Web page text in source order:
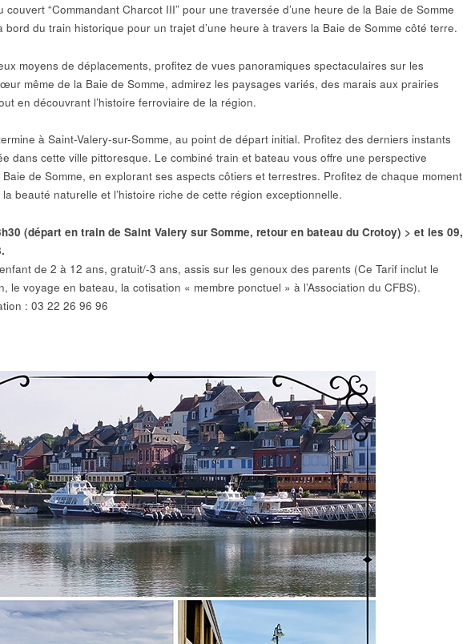
couvert “Commandant Charcot III” pour une traversée d’une heure de la Baie de Somme
bord du train historique pour un trajet d’une heure à travers la Baie de Somme côté terre.
moyens de déplacements, profitez de vues panoramiques spectaculaires sur les
même de la Baie de Somme, admirez les paysages variés, des marais aux prairies
en découvrant l’histoire ferroviaire de la région.
à Saint-Valery-sur-Somme, au point de départ initial. Profitez des derniers instants
dans cette ville pittoresque. Le combiné train et bateau vous offre une perspective
de Somme, en explorant ses aspects côtiers et terrestres. Profitez de chaque moment
beauté naturelle et l’histoire riche de cette région exceptionnelle.
(départ en train de Saint Valery sur Somme, retour en bateau du Crotoy) > et les 09,
de 2 à 12 ans, gratuit/-3 ans, assis sur les genoux des parents (Ce Tarif inclut le
le voyage en bateau, la cotisation « membre ponctuel » à l’Association du CFBS).
: 03 22 26 96 96